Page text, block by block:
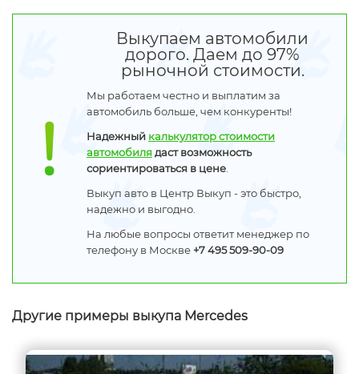
Выкупаем автомобили
дорого. Даем до 97%
рыночной стоимости.
Мы работаем честно и выплатим за
автомобиль больше, чем конкуренты!
Надежный калькулятор стоимости
автомобиля даст возможность
сориентироваться в цене
Выкуп авто в Центр Выкуп - это быстро,
надежно и выгодно.
На любые вопросы ответит менеджер по
телефону в Москве +7 495 509-90-09
Другие примеры выкупа Mercedes